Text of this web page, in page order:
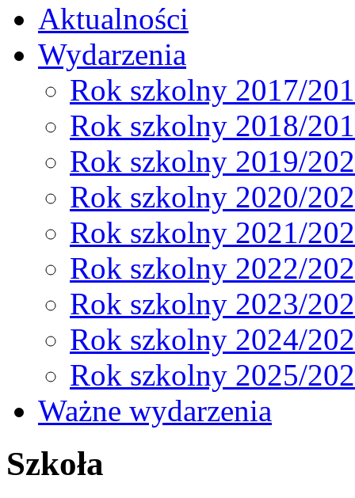
Aktualności
Wydarzenia
Rok szkolny 2017/
Rok szkolny 2018/
Rok szkolny 2019/
Rok szkolny 2020/
Rok szkolny 2021/
Rok szkolny 2022/
Rok szkolny 2023/
Rok szkolny 2024/
Rok szkolny 2025/
Ważne wydarzenia
Szkoła